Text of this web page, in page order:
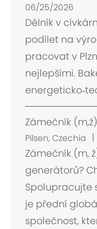
b
i
c
z
i
o
n
e
06/25/2026
Dělník v
podílet na
pracovat v
nejlepšími.
Zámečník (m,ž)
U
b
i
c
z
i
Pilsen, Czechia
Zámečník (m,
generátorů?
Spolupracujte
je přední
společnost,